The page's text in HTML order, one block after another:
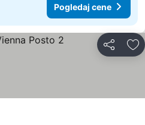
Pogledaj cene
Deli